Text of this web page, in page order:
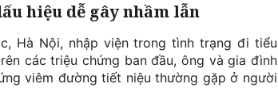
hiệu dễ gây nhầm lẫn
Hà Nội, nhập viện trong tình trạng đi tiểu
các triệu chứng ban đầu, ông và gia đình
viêm đường tiết niệu thường gặp ở người